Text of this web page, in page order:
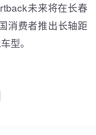
未来将在长春
消费者推出长轴距
型。